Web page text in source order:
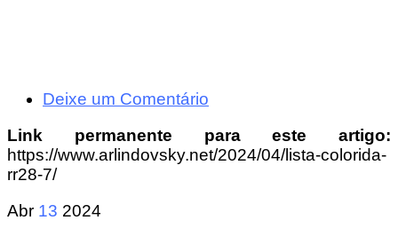
Deixe um Comentário
Link permanente para este artigo:
https://www.arlindovsky.net/2024/04/lista-colorida-
rr28-7/
Abr 13 2024